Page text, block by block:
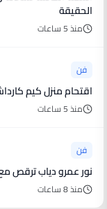
الحقيقة
منذ 5 ساعات
فن
اقتحام منزل كيم
منذ 5 ساعات
فن
نور عمرو دياب ترقص
منذ 8 ساعات